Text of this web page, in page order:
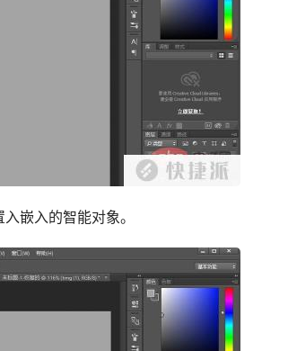
入嵌入的智能对象。